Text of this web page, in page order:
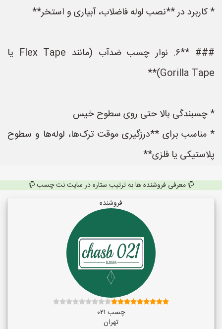
* کاربرد در **نصب لوله فاضلاب، آبیاری و استخر**
### **۶. نوار چسب ضدآب (مانند Flex Tape یا
Gorilla Tape)**
* چسبندگی بالا حتی روی سطوح خیس
* مناسب برای **درزگیری موقت ترک‌ها، لوله‌ها و سطوح
پلاستیکی یا فلزی**
معرفی فروشنده ها به ترتیب ستاره در سایت نت چسب
فروشنده
چسب ۰۲۱
تهران